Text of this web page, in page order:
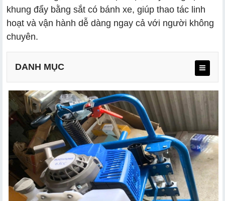
khung đẩy bằng sắt có bánh xe, giúp thao tác linh
hoạt và vận hành dễ dàng ngay cả với người không
chuyên.
DANH MỤC